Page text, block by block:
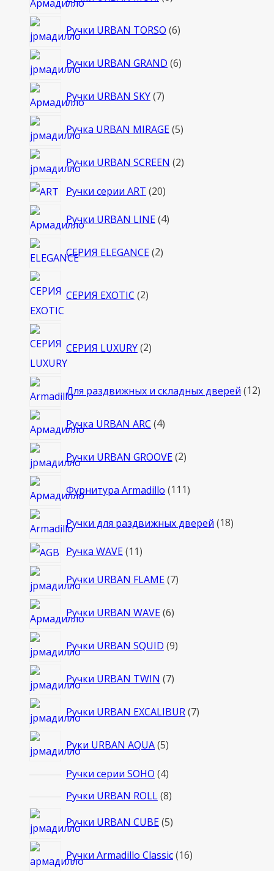
Ручки URBAN TORSO 66
Ручки URBAN GRAND 66
Ручки URBAN SKY 77
Ручка URBAN MIRAGE 55
Ручки URBAN SCREEN 22
Ручки серии ART 2020
Ручки URBAN LINE 44
СЕРИЯ ELEGANCE 22
СЕРИЯ EXOTIC 2товара
СЕРИЯ LUXURY 2товара
Для раздвижных и складных дверей 1212
Ручка URBAN ARC 44
Ручки URBAN GROOVE 22
Фурнитура Armadillo 111111
Ручки для раздвижных дверей 1818
Ручка WAVE 1111
Ручки URBAN FLAME 77
Ручки URBAN WAVE 66
Ручки URBAN SQUID 99
Ручки URBAN TWIN 77
Ручки URBAN EXCALIBUR 77
Руки URBAN AQUA 55
Ручки серии SOHO 44
товара
Ручки URBAN ROLL 88
Ручки URBAN CUBE 55
Ручки Armadillo Classic 1616